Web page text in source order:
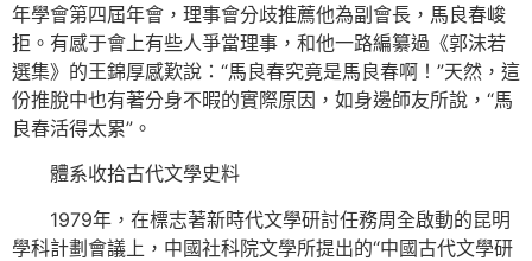
年學會第四屆年會，理事會分歧推薦他為副會長，馬良春峻
拒。有感于會上有些人爭當理事，和他一路編纂過《郭沫若
選集》的王錦厚感歎說：“馬良春究竟是馬良春啊！”天然，這
份推脫中也有著分身不暇的實際原因，如身邊師友所說，“馬
良春活得太累”。
體系收拾古代文學史料
1979年，在標志著新時代文學研討任務周全啟動的昆明
學科計劃會議上，中國社科院文學所提出的“中國古代文學研